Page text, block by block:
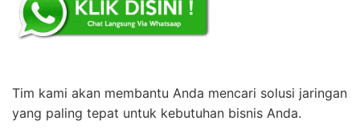
Tim kami akan membantu Anda mencari solusi jaringan
yang paling tepat untuk kebutuhan bisnis Anda.